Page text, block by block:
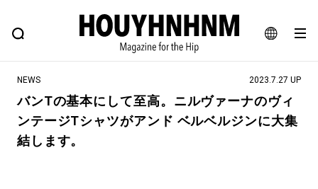
JA
EN
FEATURE BLOG SNAP
ヒップなファッション、カルチャー、ライフスタイルWEBマガジン
#注目のタグ
NEWS 2023.7.27 UP
バンTの基本にして至高。ニルヴァーナのヴィ
ンテージTシャツがアンド ベルベルジンに大集
結します。